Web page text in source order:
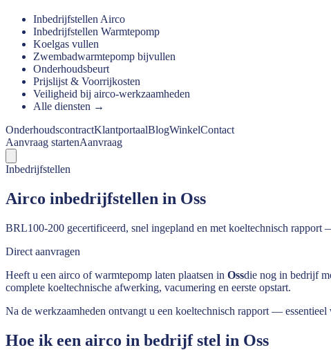
Inbedrijfstellen Airco
Inbedrijfstellen Warmtepomp
Koelgas vullen
Zwembadwarmtepomp bijvullen
Onderhoudsbeurt
Prijslijst & Voorrijkosten
Veiligheid bij airco-werkzaamheden
Alle diensten →
OnderhoudscontractKlantportaalBlogWinkelContact
Aanvraag startenAanvraag
Inbedrijfstellen
Airco inbedrijfstellen in Oss
BRL100-200 gecertificeerd, snel ingepland en met koeltechnisch
Direct aanvragen
Heeft u een airco of warmtepomp laten plaatsen in Ossdie nog in bedrijf
complete koeltechnische afwerking, vacumering en eerste opstart.
Na de werkzaamheden ontvangt u een koeltechnisch rapport —
Hoe ik een airco in bedrijf stel in Oss